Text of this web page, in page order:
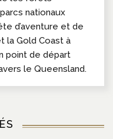
nationaux
d’aventure et de
la Gold Coast à
point de départ
le Queensland.